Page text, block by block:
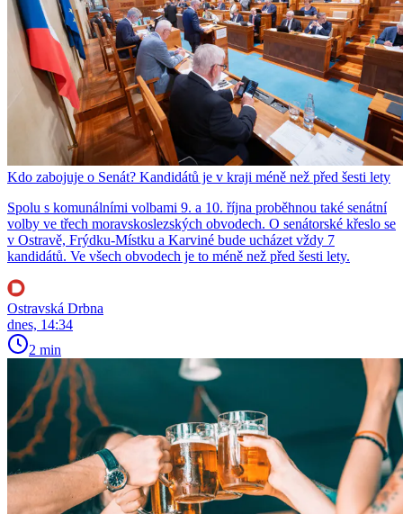
Kdo zabojuje o Senát? Kandidátů je v kraji méně než před šesti lety
Spolu s komunálními volbami 9. a 10. října proběhnou také senátní
volby ve třech moravskoslezských obvodech. O senátorské křeslo se
v Ostravě, Frýdku-Místku a Karviné bude ucházet vždy 7
kandidátů. Ve všech obvodech je to méně než před šesti lety.
Ostravská Drbna
dnes, 14:34
2 min